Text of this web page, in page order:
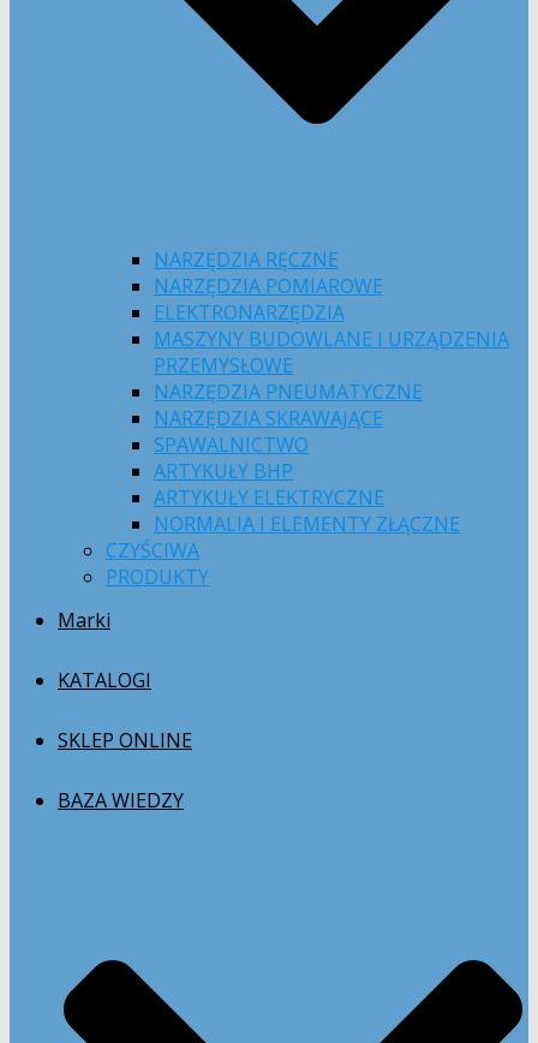
NARZĘDZIA RĘCZNE
NARZĘDZIA POMIAROWE
ELEKTRONARZĘDZIA
MASZYNY BUDOWLANE I URZĄDZENIA
PRZEMYSŁOWE
NARZĘDZIA PNEUMATYCZNE
NARZĘDZIA SKRAWAJĄCE
SPAWALNICTWO
ARTYKUŁY BHP
ARTYKUŁY ELEKTRYCZNE
NORMALIA I ELEMENTY ZŁĄCZNE
CZYŚCIWA
PRODUKTY
Marki
KATALOGI
SKLEP ONLINE
BAZA WIEDZY